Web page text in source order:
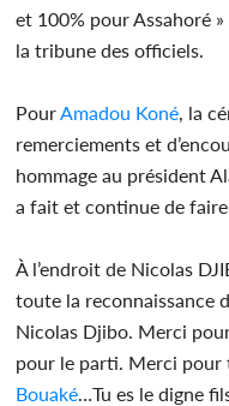
et 100% pour Assahoré »
la tribune des officiels.
PourAmadou Koné, la
remerciements et
hommage au président
a fait et continue de
À l’endroit de Nicolas
toute la reconnaissance
Nicolas Djibo. Merci
pour le parti. Merci pour
Bouaké…Tu es le digne